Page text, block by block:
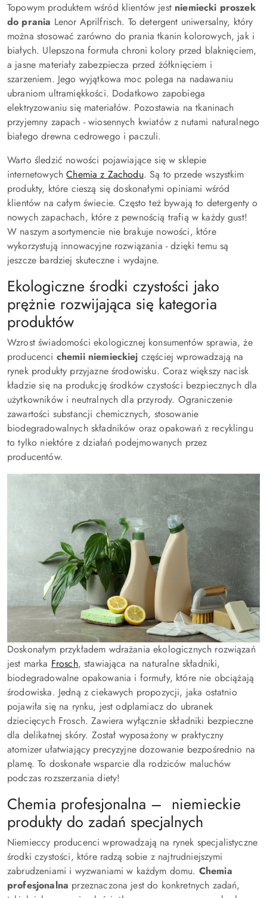
Topowym produktem wśród klientów jest niemiecki proszek
do prania Lenor Aprilfrisch. To detergent uniwersalny, który
można stosować zarówno do prania tkanin kolorowych, jak i
białych. Ulepszona formuła chroni kolory przed blaknięciem,
a jasne materiały zabezpiecza przed żółknięciem i
szarzeniem. Jego wyjątkowa moc polega na nadawaniu
ubraniom ultramiękkości. Dodatkowo zapobiega
elektryzowaniu się materiałów. Pozostawia na tkaninach
przyjemny zapach - wiosennych kwiatów z nutami naturalnego
białego drewna cedrowego i paczuli.
Warto śledzić nowości pojawiające się w sklepie
internetowychChemia z Zachodu. Są to przede wszystkim
produkty, które cieszą się doskonałymi opiniami wśród
klientów na całym świecie. Często też bywają to detergenty o
nowych zapachach, które z pewnością trafią w każdy gust!
W naszym asortymencie nie brakuje nowości, które
wykorzystują innowacyjne rozwiązania - dzięki temu są
jeszcze bardziej skuteczne i wydajne.
Ekologiczne środki czystości jako
prężnie rozwijająca się kategoria
produktów
Wzrost świadomości ekologicznej konsumentów sprawia, że
producenci chemii niemieckiej częściej wprowadzają na
rynek produkty przyjazne środowisku. Coraz większy nacisk
kładzie się na produkcję środków czystości bezpiecznych dla
użytkowników i neutralnych dla przyrody. Ograniczenie
zawartości substancji chemicznych, stosowanie
biodegradowalnych składników oraz opakowań z recyklingu
to tylko niektóre z działań podejmowanych przez
producentów.
Doskonałym przykładem wdrażania ekologicznych rozwiązań
jest marka Frosch, stawiająca na naturalne składniki,
biodegradowalne opakowania i formuły, które nie obciążają
środowiska. Jedną z ciekawych propozycji, jaka ostatnio
pojawiła się na rynku, jest odplamiacz do ubranek
dziecięcych Frosch. Zawiera wyłącznie składniki bezpieczne
dla delikatnej skóry. Został wyposażony w praktyczny
atomizer ułatwiający precyzyjne dozowanie bezpośrednio na
plamę. To doskonałe wsparcie dla rodziców maluchów
podczas rozszerzania diety!
Chemia profesjonalna – niemieckie
produkty do zadań specjalnych
Niemieccy producenci wprowadzają na rynek specjalistyczne
środki czystości, które radzą sobie z najtrudniejszymi
zabrudzeniami i wyzwaniami w każdym domu. Chemia
profesjonalna przeznaczona jest do konkretnych zadań,